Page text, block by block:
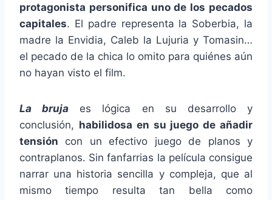
protagonista personifica uno de los pecados
capitales. El padre representa la Soberbia, la
madre la Envidia, Caleb la Lujuria y Tomasin…
el pecado de la chica lo omito para quiénes aún
no hayan visto el film.
La bruja es lógica en su desarrollo y
conclusión, habilidosa en su juego de añadir
tensión con un efectivo juego de planos y
contraplanos. Sin fanfarrias la película consigue
narrar una historia sencilla y compleja, que al
mismo tiempo resulta tan bella como